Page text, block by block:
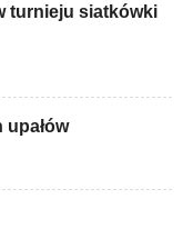
turnieju siatkówki